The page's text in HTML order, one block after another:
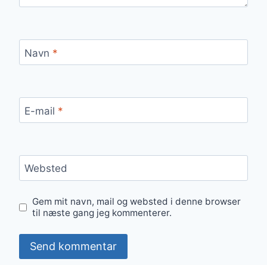
Navn *
E-mail *
Websted
Gem mit navn, mail og websted i denne browser
til næste gang jeg kommenterer.